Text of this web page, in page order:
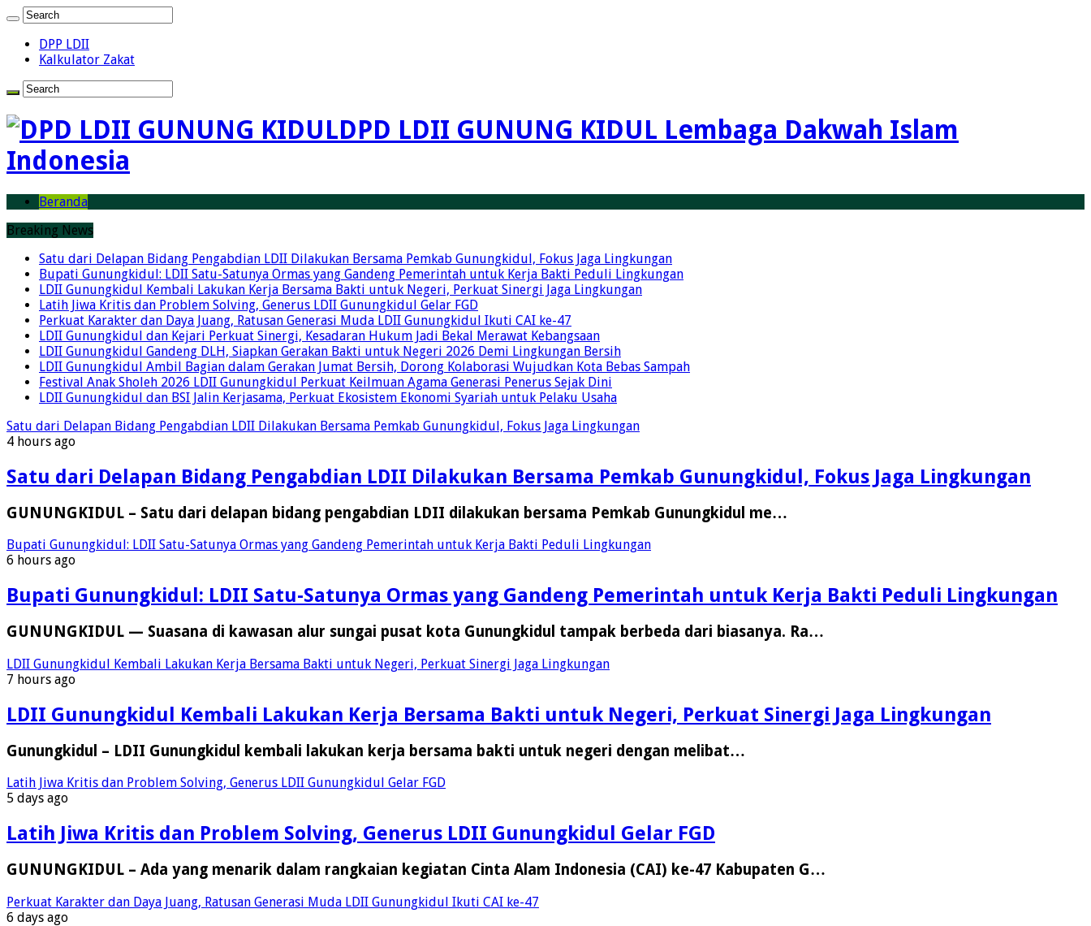
DPP LDII
Kalkulator Zakat
DPD LDII GUNUNG KIDUL Lembaga Dakwah Islam
Indonesia
Beranda
Breaking News
Satu dari Delapan Bidang Pengabdian LDII Dilakukan Bersama Pemkab Gunungkidul, Fokus Jaga Lingkungan
Bupati Gunungkidul: LDII Satu-Satunya Ormas yang Gandeng Pemerintah untuk Kerja Bakti Peduli Lingkungan
LDII Gunungkidul Kembali Lakukan Kerja Bersama Bakti untuk Negeri, Perkuat Sinergi Jaga Lingkungan
Latih Jiwa Kritis dan Problem Solving, Generus LDII Gunungkidul Gelar FGD
Perkuat Karakter dan Daya Juang, Ratusan Generasi Muda LDII Gunungkidul Ikuti CAI ke-47
LDII Gunungkidul dan Kejari Perkuat Sinergi, Kesadaran Hukum Jadi Bekal Merawat Kebangsaan
LDII Gunungkidul Gandeng DLH, Siapkan Gerakan Bakti untuk Negeri 2026 Demi Lingkungan Bersih
LDII Gunungkidul Ambil Bagian dalam Gerakan Jumat Bersih, Dorong Kolaborasi Wujudkan Kota Bebas Sampah
Festival Anak Sholeh 2026 LDII Gunungkidul Perkuat Keilmuan Agama Generasi Penerus Sejak Dini
LDII Gunungkidul dan BSI Jalin Kerjasama, Perkuat Ekosistem Ekonomi Syariah untuk Pelaku Usaha
Satu dari Delapan Bidang Pengabdian LDII Dilakukan Bersama Pemkab Gunungkidul, Fokus Jaga Lingkungan
4 hours ago
Satu dari Delapan Bidang Pengabdian LDII Dilakukan Bersama Pemkab Gunungkidul, Fokus Jaga Lingkungan
GUNUNGKIDUL – Satu dari delapan bidang pengabdian LDII dilakukan bersama Pemkab Gunungkidul me…
Bupati Gunungkidul: LDII Satu-Satunya Ormas yang Gandeng Pemerintah untuk Kerja Bakti Peduli Lingkungan
6 hours ago
Bupati Gunungkidul: LDII Satu-Satunya Ormas yang Gandeng Pemerintah untuk Kerja Bakti Peduli Lingkungan
GUNUNGKIDUL — Suasana di kawasan alur sungai pusat kota Gunungkidul tampak berbeda dari biasanya. Ra…
LDII Gunungkidul Kembali Lakukan Kerja Bersama Bakti untuk Negeri, Perkuat Sinergi Jaga Lingkungan
7 hours ago
LDII Gunungkidul Kembali Lakukan Kerja Bersama Bakti untuk Negeri, Perkuat Sinergi Jaga Lingkungan
Gunungkidul – LDII Gunungkidul kembali lakukan kerja bersama bakti untuk negeri dengan melibat…
Latih Jiwa Kritis dan Problem Solving, Generus LDII Gunungkidul Gelar FGD
5 days ago
Latih Jiwa Kritis dan Problem Solving, Generus LDII Gunungkidul Gelar FGD
GUNUNGKIDUL – Ada yang menarik dalam rangkaian kegiatan Cinta Alam Indonesia (CAI) ke-47 Kabupaten G…
Perkuat Karakter dan Daya Juang, Ratusan Generasi Muda LDII Gunungkidul Ikuti CAI ke-47
6 days ago